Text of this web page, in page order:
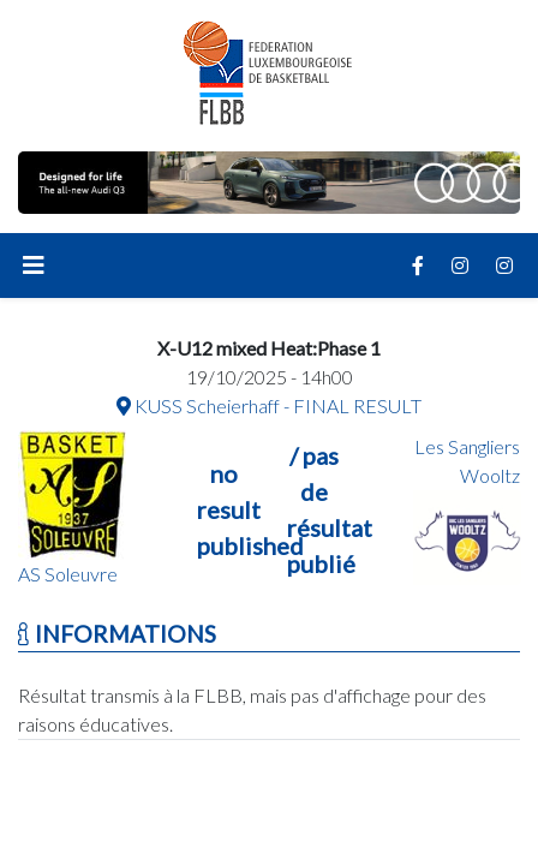
X-U12 mixed Heat:Phase 1
19/10/2025 - 14h00
KUSS Scheierhaff - FINAL RESULT
AS Soleuvre
no
result
published
/ pas
de
résultat
publié
Les Sangliers
Wooltz
INFORMATIONS
Résultat transmis à la FLBB, mais pas d'affichage pour des
raisons éducatives.